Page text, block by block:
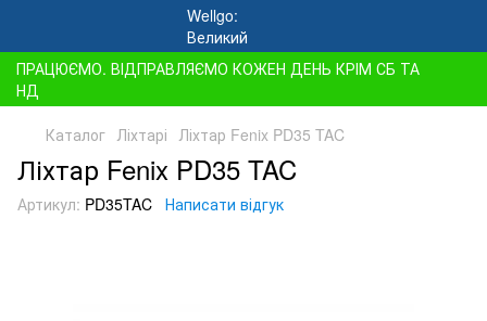
ПРАЦЮЄМО. ВІДПРАВЛЯЄМО КОЖЕН ДЕНЬ КРІМ СБ ТА
НД
Каталог Ліхтарі Ліхтар Fenix PD35 TAC
Ліхтар Fenix PD35 TAC
Артикул: PD35TAC Написати відгук